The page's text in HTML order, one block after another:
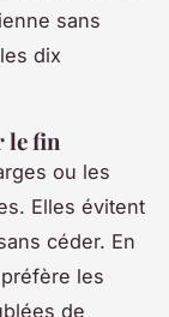
sans
dix
le fin
ou les
Elles évitent
céder. En
les
de